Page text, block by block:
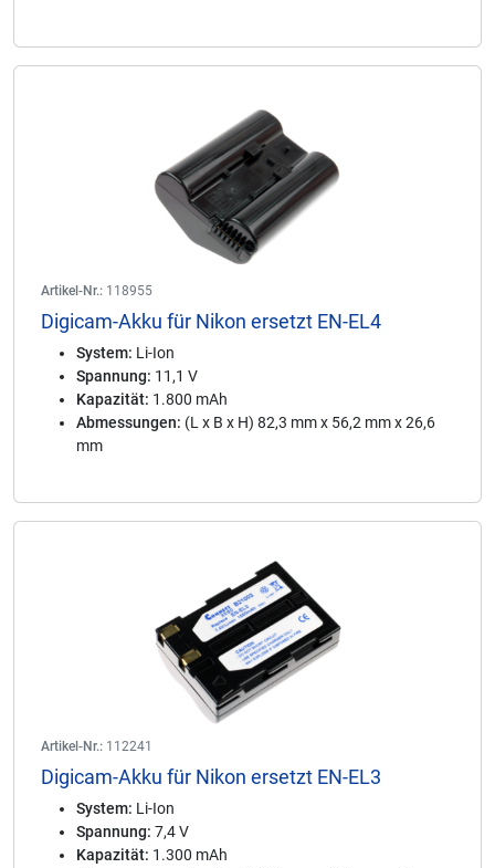
Artikel-Nr.: 118955
Digicam-Akku für Nikon ersetzt EN-EL4
System: Li-Ion
Spannung: 11,1 V
Kapazität: 1.800 mAh
Abmessungen: (L x B x H) 82,3 mm x 56,2 mm x 26,6
mm
Artikel-Nr.: 112241
Digicam-Akku für Nikon ersetzt EN-EL3
System: Li-Ion
Spannung: 7,4 V
Kapazität: 1.300 mAh